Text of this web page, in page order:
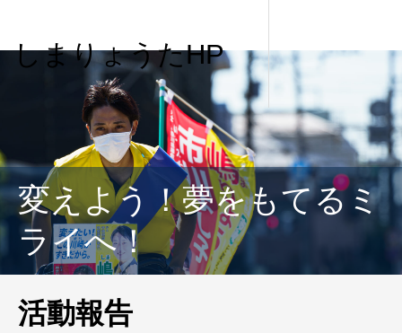
しまりょうたHP
変えよう！夢をもてるミ
ライへ！
活動報告